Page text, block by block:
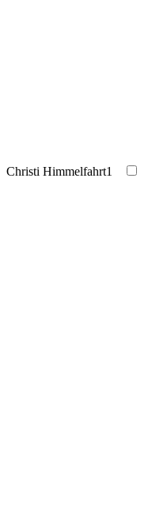
Christi Himmelfahrt1